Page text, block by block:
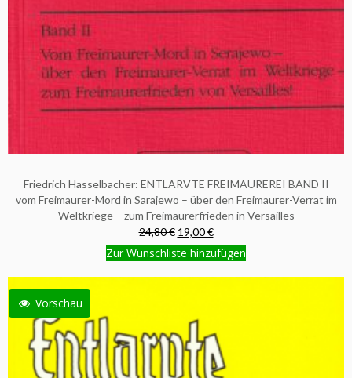
Friedrich Hasselbacher: ENTLARVTE FREIMAUREREI BAND II
vom Freimaurer-Mord in Sarajewo – über den Freimaurer-Verrat im
Weltkriege – zum Freimaurerfrieden in Versailles
24,80 € 19,00 €
Zur Wunschliste hinzufügen
Vorschau